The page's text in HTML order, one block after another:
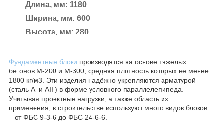
Длина, мм: 1180
Ширина, мм: 600
Высота, мм: 280
Фундаментные блоки производятся на основе тяжелых
бетонов М-200 и М-300, средняя плотность которых не менее
1800 кг/м3. Эти изделия надёжно укрепляются арматурой
(сталь AI и AIII) в форме условного параллелепипеда.
Учитывая проектные нагрузки, а также область их
применения, в строительстве используют много видов блоков
– от ФБС 9-3-6 до ФБС 24-6-6.